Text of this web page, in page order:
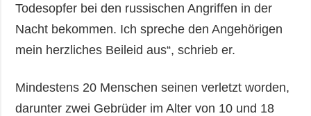
Todesopfer bei den russischen Angriffen in der
Nacht bekommen. Ich spreche den Angehörigen
mein herzliches Beileid aus“, schrieb er.
Mindestens 20 Menschen seinen verletzt worden,
darunter zwei Gebrüder im Alter von 10 und 18